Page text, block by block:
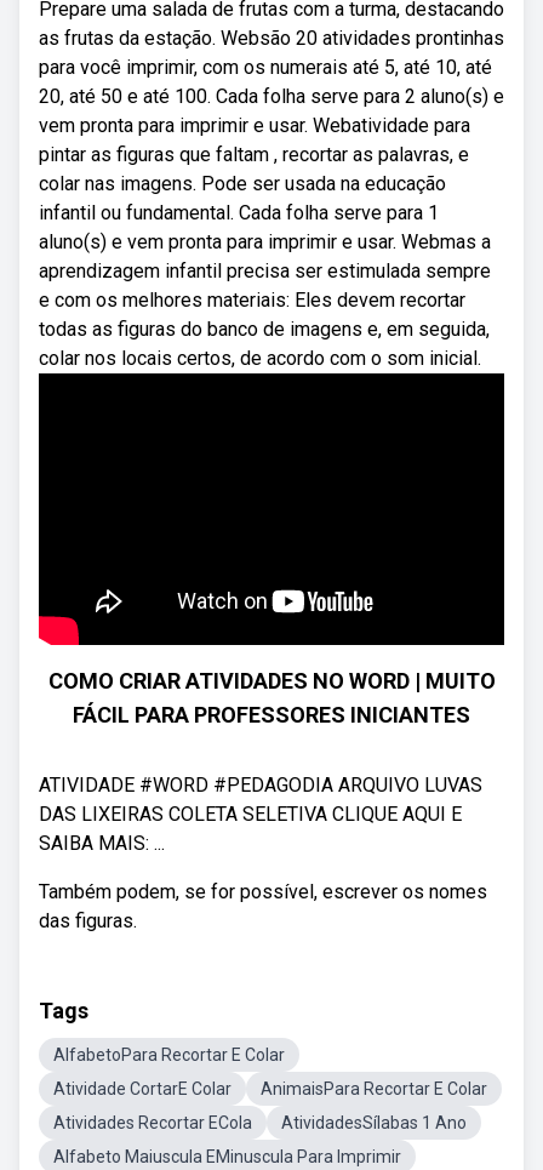
Prepare uma salada de frutas com a turma, destacando
as frutas da estação. Websão 20 atividades prontinhas
para você imprimir, com os numerais até 5, até 10, até
20, até 50 e até 100. Cada folha serve para 2 aluno(s) e
vem pronta para imprimir e usar. Webatividade para
pintar as figuras que faltam , recortar as palavras, e
colar nas imagens. Pode ser usada na educação
infantil ou fundamental. Cada folha serve para 1
aluno(s) e vem pronta para imprimir e usar. Webmas a
aprendizagem infantil precisa ser estimulada sempre
e com os melhores materiais: Eles devem recortar
todas as figuras do banco de imagens e, em seguida,
colar nos locais certos, de acordo com o som inicial.
COMO CRIAR ATIVIDADES NO WORD | MUITO
FÁCIL PARA PROFESSORES INICIANTES
ATIVIDADE #WORD #PEDAGODIA ARQUIVO LUVAS
DAS LIXEIRAS COLETA SELETIVA CLIQUE AQUI E
SAIBA MAIS: ...
Também podem, se for possível, escrever os nomes
das figuras.
Tags
AlfabetoPara Recortar E Colar
Atividade CortarE Colar
AnimaisPara Recortar E Colar
Atividades Recortar ECola
AtividadesSílabas 1 Ano
Alfabeto Maiuscula EMinuscula Para Imprimir